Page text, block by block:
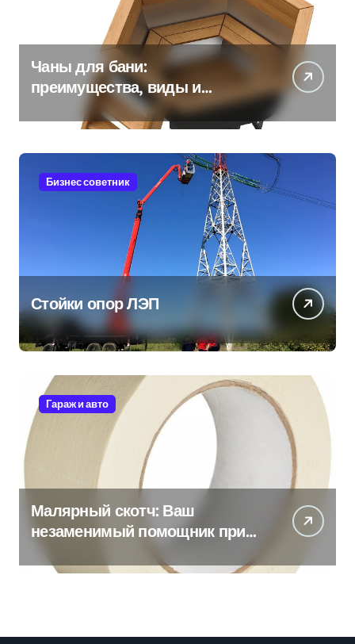
Чаны для бани:
преимущества, виды и
особенности использования
Бизнес советник
Стойки опор ЛЭП
Гараж и авто
Малярный скотч: Ваш
незаменимый помощник при